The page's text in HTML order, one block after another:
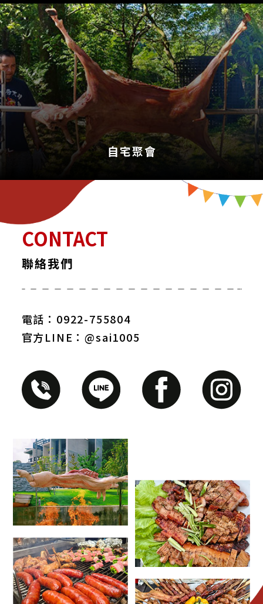
自宅聚會
CONTACT
聯絡我們
電話：0922-755804
官方LINE：@sai1005